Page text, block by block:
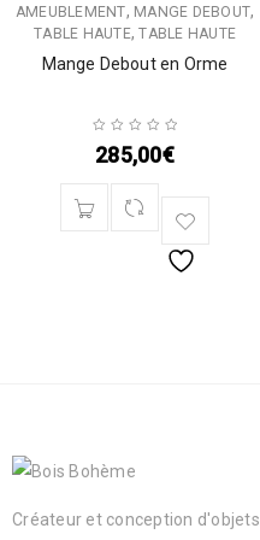
AMEUBLEMENT, MANGE DEBOUT,
TABLE HAUTE,TABLE HAUTE
Mange Debout en Orme
285,00€
Créateur et conception d'objets